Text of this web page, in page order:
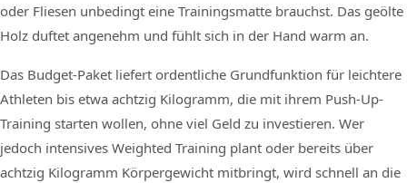
oder Fliesen unbedingt eine Trainingsmatte brauchst. Das geölte
Holz duftet angenehm und fühlt sich in der Hand warm an.
Das Budget-Paket liefert ordentliche Grundfunktion für leichtere
Athleten bis etwa achtzig Kilogramm, die mit ihrem Push-Up-
Training starten wollen, ohne viel Geld zu investieren. Wer
jedoch intensives Weighted Training plant oder bereits über
achtzig Kilogramm Körpergewicht mitbringt, wird schnell an die